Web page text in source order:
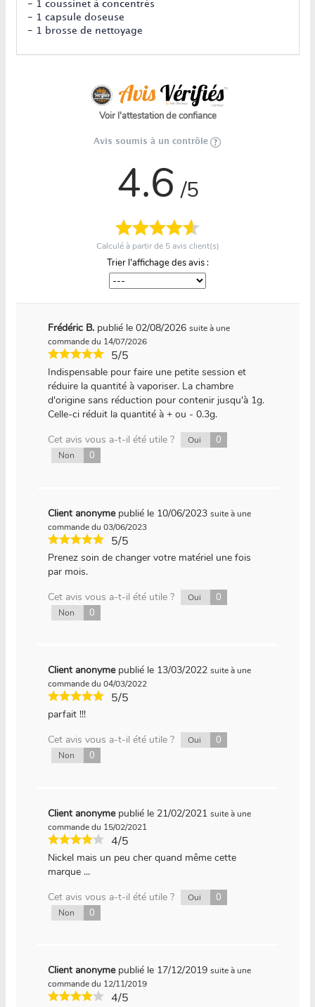
- 1 coussinet à concentrés
- 1 capsule doseuse
- 1 brosse de nettoyage
Voir l'attestation de confiance
Avis soumis à un contrôle
4.6 /5
Calculé à partir de 5avis client(s)
Trier l'affichage des avis :
Frédéric B. publié le 02/08/2026 suite à une
commande du 14/07/2026
5/5
Indispensable pour faire une petite session et
réduire la quantité à vaporiser. La chambre
d'origine sans réduction pour contenir jusqu'à 1g.
Celle-ci réduit la quantité à + ou - 0.3g.
Cet avis vous a-t-il été utile ?
Oui 0
Non 0
Client anonyme publié le 10/06/2023 suite à une
commande du 03/06/2023
5/5
Prenez soin de changer votre matériel une fois
par mois.
Cet avis vous a-t-il été utile ?
Oui 0
Non 0
Client anonyme publié le 13/03/2022 suite à une
commande du 04/03/2022
5/5
parfait !!!
Cet avis vous a-t-il été utile ?
Oui 0
Non 0
Client anonyme publié le 21/02/2021 suite à une
commande du 15/02/2021
4/5
Nickel mais un peu cher quand même cette
marque ...
Cet avis vous a-t-il été utile ?
Oui 0
Non 0
Client anonyme publié le 17/12/2019 suite à une
commande du 12/11/2019
4/5